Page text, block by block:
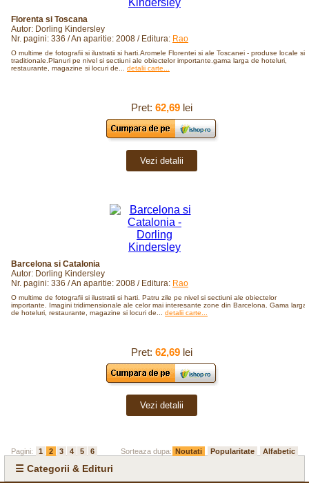
Florenta si Toscana
Autor: Dorling Kindersley
Nr. pagini: 336 / An aparitie: 2008 / Editura: Rao
O multime de fotografii si ilustratii si harti.Aromele Florentei si ale Toscanei - produse locale si
traditionale.Planuri pe nivel si sectiuni ale obiectelor importante.gama larga de hoteluri,
restaurante, magazine si locuri de... detalii carte...
Pret: 62,69lei
Vezi detalii
Barcelona si Catalonia
Autor: Dorling Kindersley
Nr. pagini: 336 / An aparitie: 2008 / Editura: Rao
O multime de fotografii si ilustratii si harti. Patru zile pe nivel si sectiuni ale obiectelor
importante. Imagini tridimensionale ale celor mai interesante zone din Barcelona. Gama larga
de hoteluri, restaurante, magazine si locuri de... detalii carte...
Pret: 62,69lei
Vezi detalii
Sorteaza dupa: Noutati Popularitate Alfabetic
Pagini: 1 2 3 4 5 6
☰ Categorii & Edituri